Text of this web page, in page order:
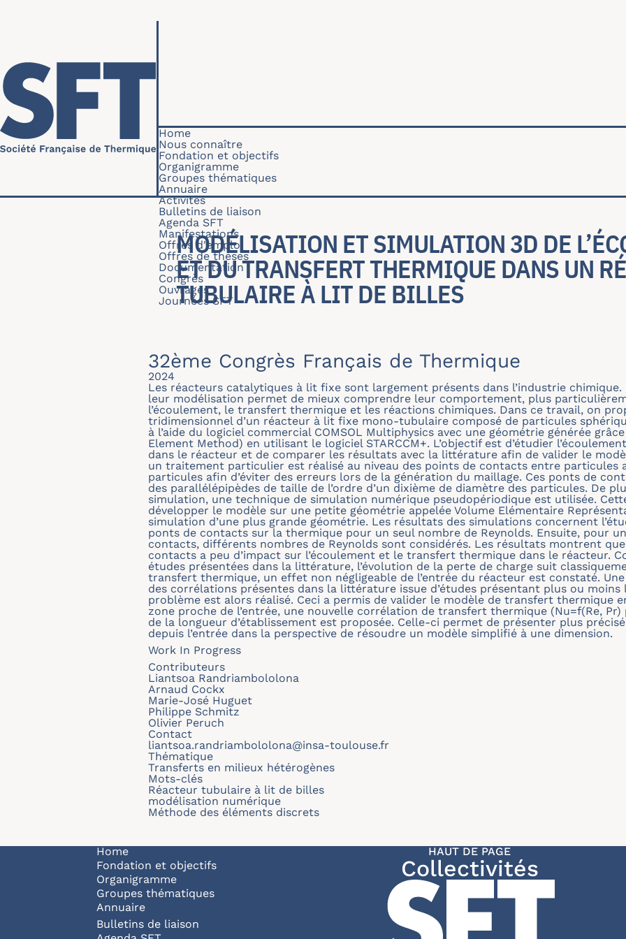
Navigation principale
Home
Nous connaître
Fondation et objectifs
Organigramme
Groupes thématiques
Annuaire
Activités
Bulletins de liaison
Agenda SFT
Manifestations
Offres d'emploi
Offres de thèses
Documentation
Congrès
Ouvrages
Journées SFT
MODÉLISATION ET SIMULATION 3D DE
ET DU TRANSFERT THERMIQUE DANS UN
TUBULAIRE À LIT DE BILLES
32ème Congrès Français de Thermique
2024
Les réacteurs catalytiques à lit fixe sont largement présents dans l’industrie chimique.
leur modélisation permet de mieux comprendre leur comportement, plus
l’écoulement, le transfert thermique et les réactions chimiques. Dans ce travail, on
tridimensionnel d’un réacteur à lit fixe mono-tubulaire composé de particules
à l’aide du logiciel commercial COMSOL Multiphysics avec une géométrie générée
Element Method) en utilisant le logiciel STARCCM+. L’objectif est d’étudier
dans le réacteur et de comparer les résultats avec la littérature afin de valider le
un traitement particulier est réalisé au niveau des points de contacts entre particules
particules afin d’éviter des erreurs lors de la génération du maillage. Ces ponts de
des parallélépipèdes de taille de l’ordre d’un dixième de diamètre des particules. De
simulation, une technique de simulation numérique pseudopériodique est utilisée.
développer le modèle sur une petite géométrie appelée Volume Elémentaire
simulation d’une plus grande géométrie. Les résultats des simulations concernent
ponts de contacts sur la thermique pour un seul nombre de Reynolds. Ensuite, pour
contacts, différents nombres de Reynolds sont considérés. Les résultats montrent
contacts a peu d’impact sur l’écoulement et le transfert thermique dans le réacteur.
études présentées dans la littérature, l’évolution de la perte de charge suit
transfert thermique, un effet non négligeable de l’entrée du réacteur est constaté.
des corrélations présentes dans la littérature issue d’études présentant plus ou
problème est alors réalisé. Ceci a permis de valider le modèle de transfert thermique
zone proche de l’entrée, une nouvelle corrélation de transfert thermique (Nu=f(Re,
de la longueur d’établissement est proposée. Celle-ci permet de présenter plus
depuis l’entrée dans la perspective de résoudre un modèle simplifié à une dimension.
Work In Progress
Contributeurs
Liantsoa Randriambololona
Arnaud Cockx
Marie-José Huguet
Philippe Schmitz
Olivier Peruch
Contact
liantsoa.randriambololona@insa-toulouse.fr
Thématique
Transferts en milieux hétérogènes
Mots-clés
Réacteur tubulaire à lit de billes
modélisation numérique
Méthode des éléments discrets
Navigation principale
Home
Fondation et objectifs
Organigramme
Groupes thématiques
Annuaire
Bulletins de liaison
HAUT DE PAGE
Collectivités